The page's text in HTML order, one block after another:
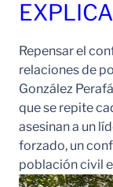
EXPLICA
Repensar el
relaciones de
González
que se repite
asesinan a un
forzado, un
población civil